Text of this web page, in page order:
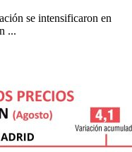
se intensificaron en
...